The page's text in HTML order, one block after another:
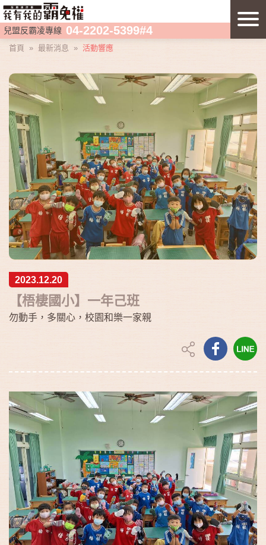
兒盟反霸凌專線 04-2202-5399#4
首頁 » 最新消息 » 活動響應
2023.12.20
【梧棲國小】一年己班
勿動手，多關心，校園和樂一家親